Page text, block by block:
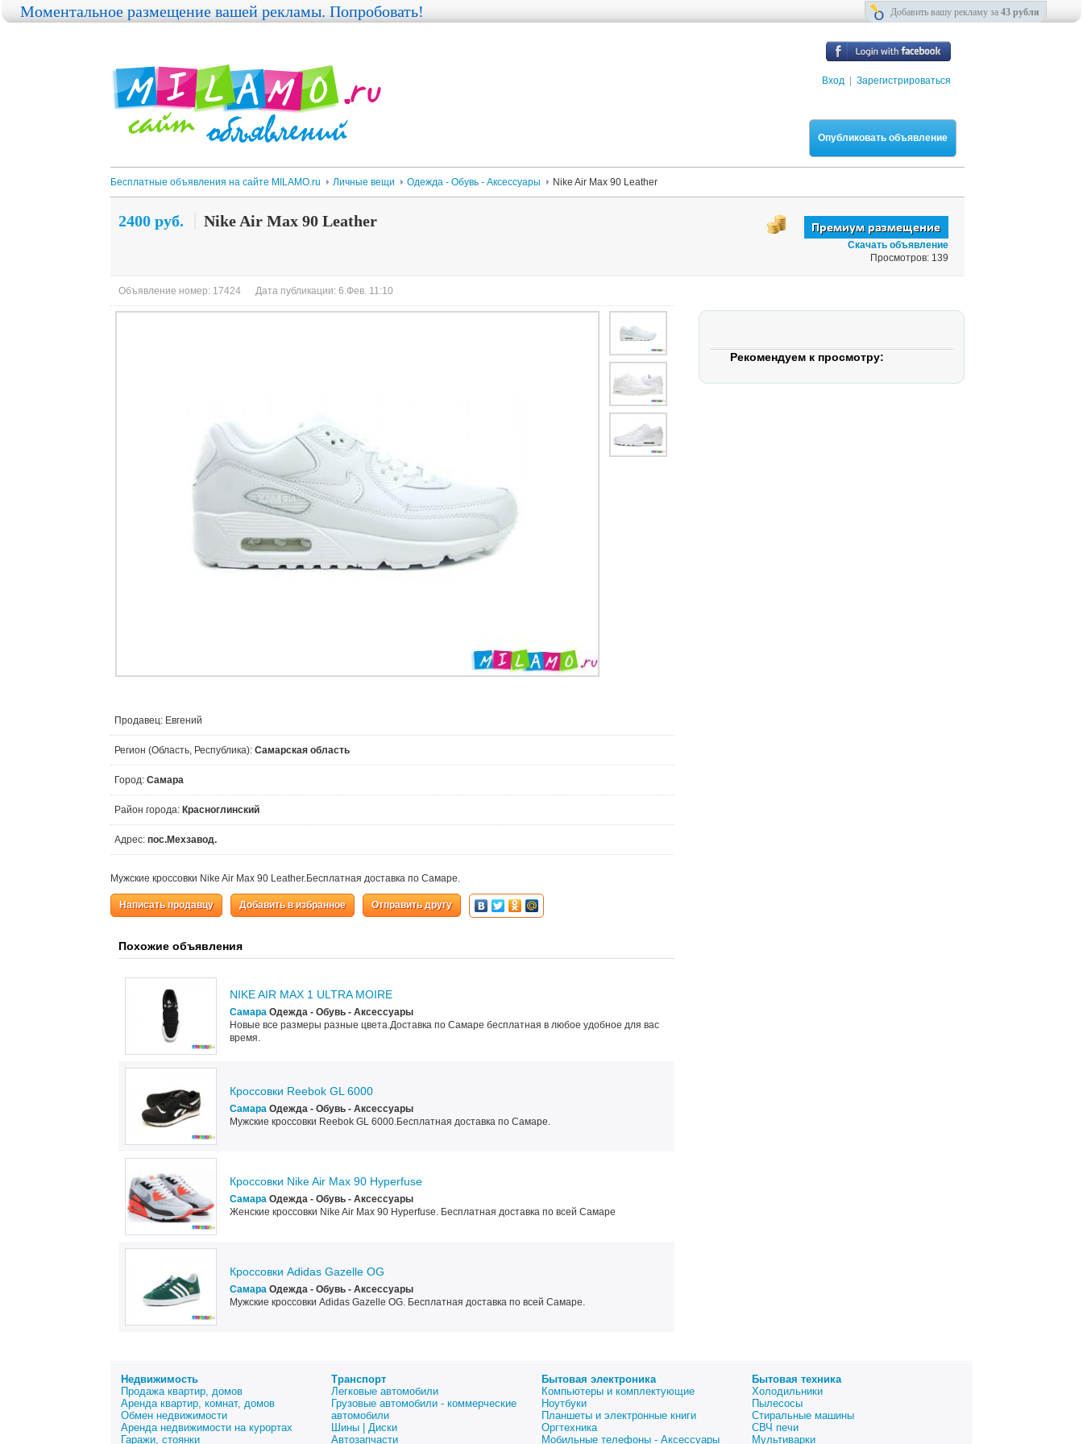
Вход Зарегистрироваться
Опубликовать объявление
Бесплатные объявления на сайте MILAMO.ru Личные вещи Одежда - Обувь - Аксессуары Nike Air Max 90 Leather
2400 руб. Nike Air Max 90 Leather
Скачать объявление
Просмотров: 139
Объявление номер: 17424 Дата публикации: 6.Фев. 11:10
Продавец: Евгений
Регион (Область, Республика): Самарская область
Город: Самара
Район города: Красноглинский
Адрес: пос.Мехзавод.
Мужские кроссовки Nike Air Max 90 Leather.Бесплатная доставка по Самаре.
Написать продавцу Добавить в избранное Отправить другу
Похожие объявления
NIKE AIR MAX 1 ULTRA MOIRE
Самара Одежда - Обувь - Аксессуары
Новые все размеры разные цвета.Доставка по Самаре бесплатная в любое удобное для вас
время.
Кроссовки Reebok GL 6000
Самара Одежда - Обувь - Аксессуары
Мужские кроссовки Reebok GL 6000.Бесплатная доставка по Самаре.
Кроссовки Nike Air Max 90 Hyperfuse
Самара Одежда - Обувь - Аксессуары
Женские кроссовки Nike Air Max 90 Hyperfuse. Бесплатная доставка по всей Самаре
Кроссовки Adidas Gazelle OG
Самара Одежда - Обувь - Аксессуары
Мужские кроссовки Adidas Gazelle OG. Бесплатная доставка по всей Самаре.
Моментальное размещение вашей рекламы. Попробовать! Добавить вашу рекламу за 43 рубля
Рекомендуем к просмотру:
Недвижимость
Продажа квартир, домов
Аренда квартир, комнат, домов
Обмен недвижимости
Аренда недвижимости на курортах
Гаражи, стоянки
Транспорт
Легковые автомобили
Грузовые автомобили - коммерческие
автомобили
Шины | Диски
Автозапчасти
Бытовая электроника
Компьютеры и комплектующие
Ноутбуки
Планшеты и электронные книги
Оргтехника
Мобильные телефоны - Аксессуары
Бытовая техника
Холодильники
Пылесосы
Стиральные машины
СВЧ печи
Мультиварки